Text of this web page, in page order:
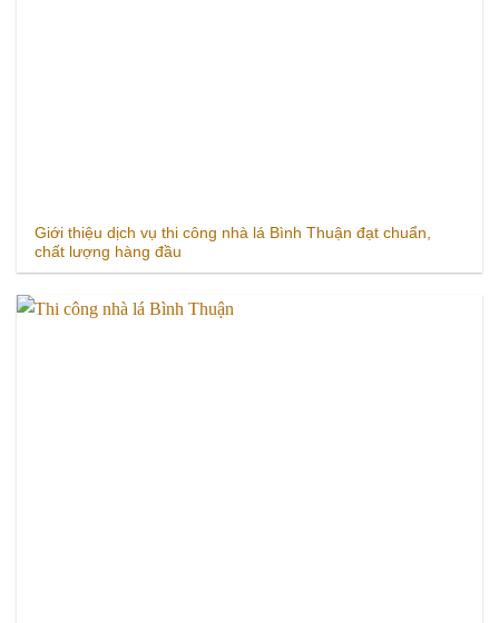
Giới thiệu dịch vụ thi công nhà lá Bình Thuận đạt chuẩn,
chất lượng hàng đầu